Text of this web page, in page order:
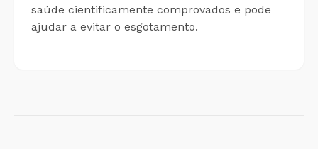
saúde cientificamente comprovados e pode
ajudar a evitar o esgotamento.